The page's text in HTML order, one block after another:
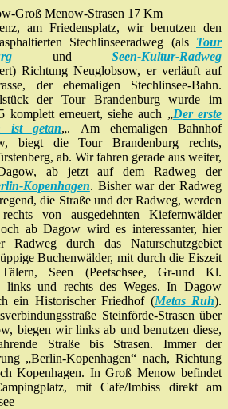
Groß Menow-Strasen 17 Km
am Friedensplatz, wir benutzen den
Stechlinseeradweg (als Tour
und Seen-Kultur-Radweg
Richtung Neuglobsow, er verläuft auf
der ehemaligen Stechlinsee-Bahn.
der Tour Brandenburg wurde im
komplett erneuert, siehe auch „Der erste
ist getan„. Am ehemaligen Bahnhof
biegt die Tour Brandenburg rechts,
ab. Wir fahren gerade aus weiter,
ab jetzt auf dem Radweg der
Kopenhagen. Bisher war der Radweg
die Straße und der Radweg, werden
von ausgedehnten Kiefernwälder
ab Dagow wird es interessanter, hier
Radweg durch das Naturschutzgebiet
Buchenwälder, mit durch die Eiszeit
Tälern, Seen (Peetschsee, Gr-und Kl.
links und rechts des Weges. In Dagow
ein Historischer Friedhof (Metas Ruh).
Steinförde-Strasen über
biegen wir links ab und benutzen diese,
Straße bis Strasen. Immer der
„Berlin-Kopenhagen“ nach, Richtung
Kopenhagen. In Groß Menow befindet
mit Cafe/Imbiss direkt am